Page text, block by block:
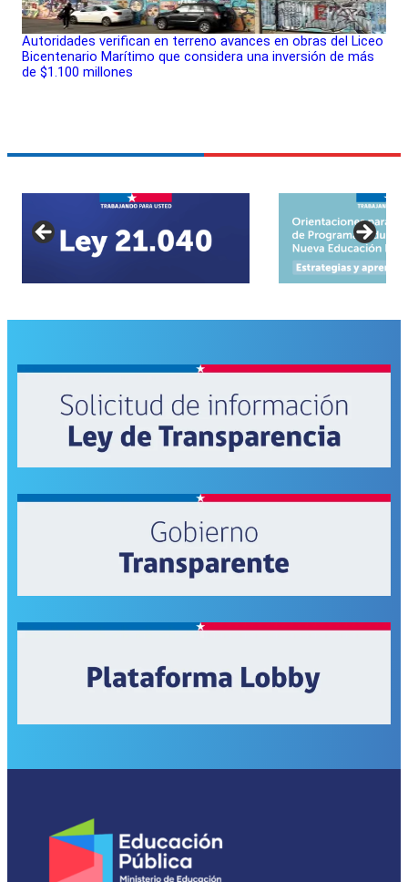
Autoridades verifican en terreno avances en obras del Liceo
Bicentenario Marítimo que considera una inversión de más
de $1.100 millones